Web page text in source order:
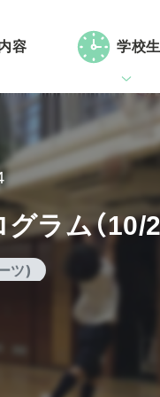
容 学校
ラム（10/
ツ)